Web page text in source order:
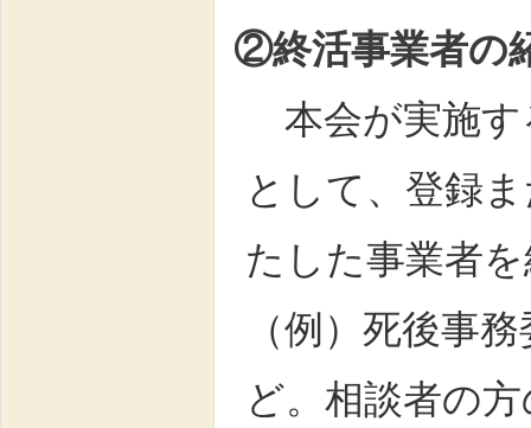
②終活事業者の
本会が実施す
として、登録
たした事業者
（例）死後事
ど。相談者の